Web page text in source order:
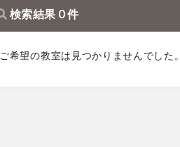
検索結果 0 件
ご希望の教室は見つかりませんでした。